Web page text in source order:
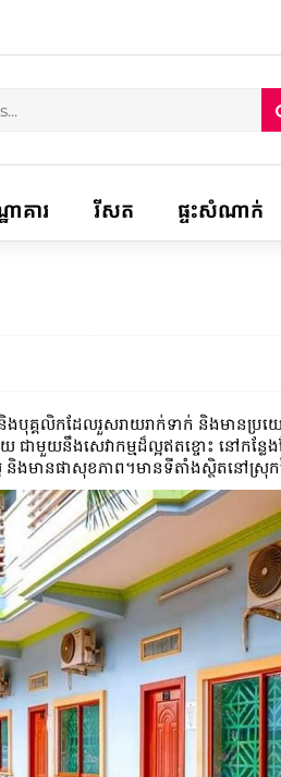
គារ រីសត ផ្ទះសំណាក់
គ្គលិកដែលរួសរាយរាក់ទាក់ និងមានប្រ
យនឹងសេវាកម្មដ៏ល្អឥតខ្ចោះ នៅកន្លែង
និងមានផាសុខភាព។មានទីតាំងស្ថិតនៅស្រុ